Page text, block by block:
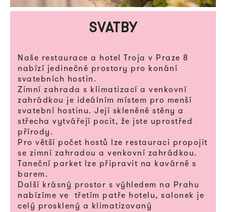
SVATBY
Naše restaurace a hotel Troja v Praze 8
nabízí jedinečné prostory pro konání
svatebních hostin.
Zimní zahrada s klimatizací a venkovní
zahrádkou je ideálním místem pro menší
svatební hostinu. Její skleněné stěny a
střecha vytvářejí pocit, že jste uprostřed
přírody.
Pro větší počet hostů lze restauraci propojit
se zimní zahradou a venkovní zahrádkou.
Taneční parket lze připravit na kavárně s
barem.
Další krásný prostor s výhledem na Prahu
nabízíme ve třetím patře hotelu, salonek je
celý prosklený a klimatizovaný